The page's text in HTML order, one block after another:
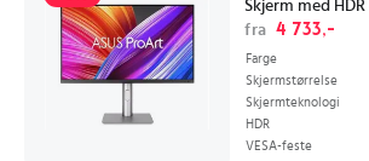
Skjerm med
fra 4 733,-
Farge
Skjermstørrelse
Skjermteknologi
HDR
VESA-feste